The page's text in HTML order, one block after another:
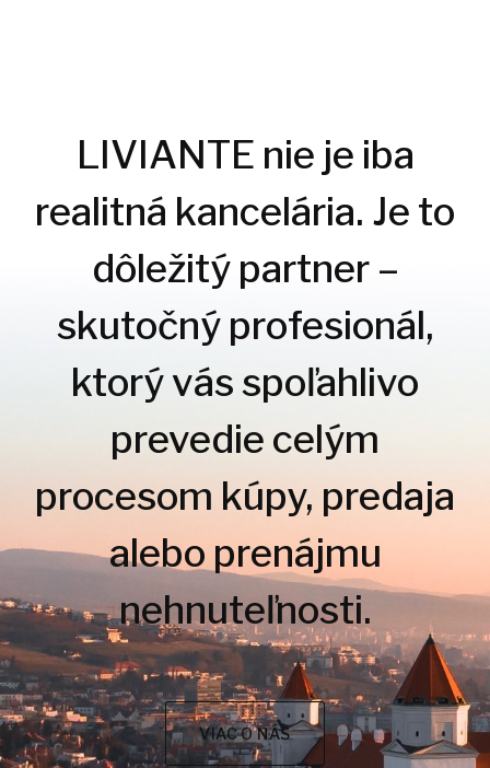
LIVIANTE nie je iba
realitná kancelária. Je to
dôležitý partner –
skutočný profesionál,
ktorý vás spoľahlivo
prevedie celým
procesom kúpy, predaja
alebo prenájmu
nehnuteľnosti.
VIAC O NÁS